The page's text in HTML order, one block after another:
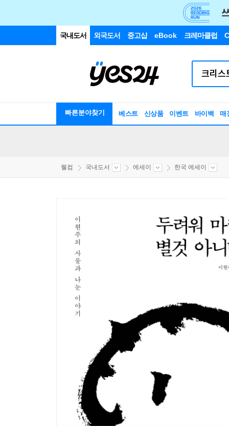
국내도서 외국도서 중고샵 eBook 크레마클럽
빠른분야찾기 베스트 신상품 이벤트 바이백 매
웰컴 국내도서 에세이 한국 에세이